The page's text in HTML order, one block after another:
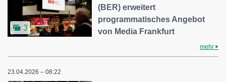
3
(BER) erweitert
programmatisches Angebot
von Media Frankfurt
mehr
23.04.2026 – 08:22